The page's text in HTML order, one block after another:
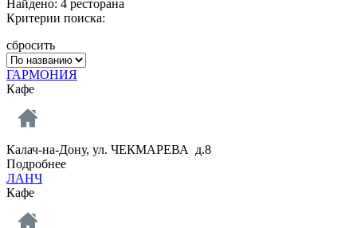
Найдено: 4 ресторана
Критерии поиска:
сбросить
ГАРМОНИЯ
Кафе
Калач-на-Дону, ул. ЧЕКМАРЕВА д.8
Подробнее
ЛАНЧ
Кафе